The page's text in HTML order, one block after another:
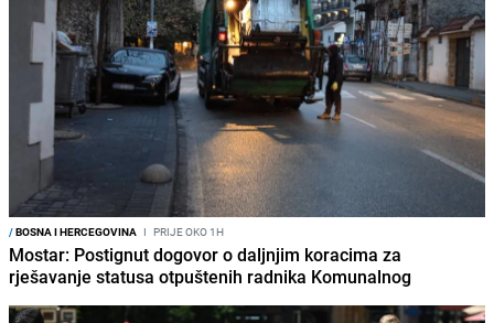
/BOSNA I HERCEGOVINA I PRIJE OKO 1H
Mostar: Postignut dogovor o daljnjim koracima za
rješavanje statusa otpuštenih radnika Komunalnog